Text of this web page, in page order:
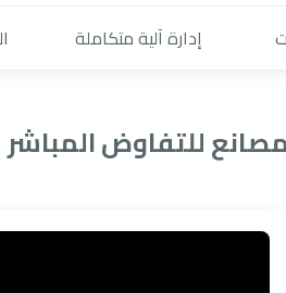
إدارة آلية متكاملة
للتفاوض المباشر